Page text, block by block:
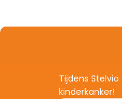
Tijdens
kinderkanker!